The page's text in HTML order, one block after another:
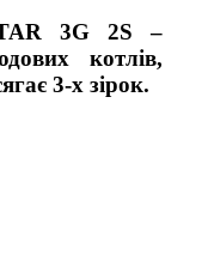
3G 2S –
котлів,
3-х зірок.